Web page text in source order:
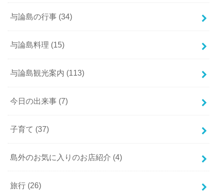
与論島の行事 (34)
与論島料理 (15)
与論島観光案内 (113)
今日の出来事 (7)
子育て (37)
島外のお気に入りのお店紹介 (4)
旅行 (26)